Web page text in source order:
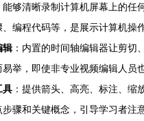
能够清晰录制计算机屏幕上的任
编程代码等，是展示计算机操
辑 ：内置的时间轴编辑器让剪切
举，即使非专业视频编辑人员
具 ：提供箭头、高亮、标注、缩
骤和关键概念，引导学习者注意